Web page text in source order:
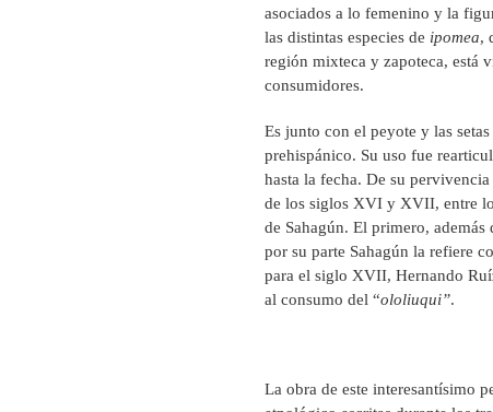
asociados a lo femenino y la
las distintas especies de ipomea,
región mixteca y zapoteca, está
consumidores.
Es junto con el peyote y las
prehispánico. Su uso fue
hasta la fecha. De su
de los siglos XVI y XVII, entre
de Sahagún. El primero,
por su parte Sahagún la refiere
para el siglo XVII, Hernando
al consumo del “ololiuqui”.
La obra de este interesantísimo